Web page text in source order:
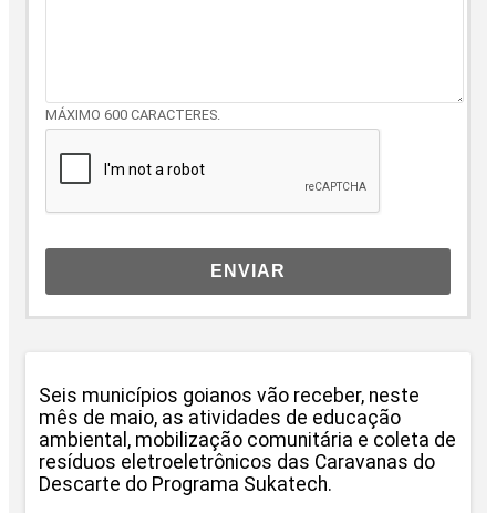
MÁXIMO 600 CARACTERES.
ENVIAR
Seis municípios goianos vão receber, neste
mês de maio, as atividades de educação
ambiental, mobilização comunitária e coleta de
resíduos eletroeletrônicos das Caravanas do
Descarte do Programa Sukatech.